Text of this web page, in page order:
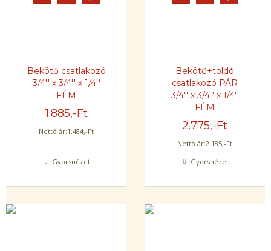
Bekötő csatlakozó
3/4'' x 3/4'' x 1/4''
FÉM
1.885,-Ft
Nettó ár:1.484,-Ft
Gyorsnézet
Bekötő+toldó
csatlakozó PÁR
3/4'' x 3/4'' x 1/4''
FÉM
2.775,-Ft
Nettó ár:2.185,-Ft
Gyorsnézet